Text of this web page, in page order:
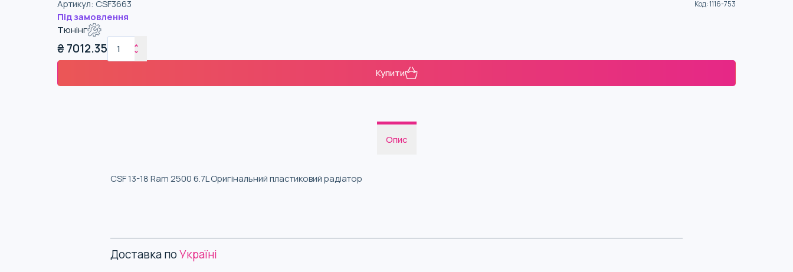
Артикул: CSF3663 Код:1116-753
Під замовлення
Тюнінг
₴ 7012.35
Купити
Опис
CSF 13-18 Ram 2500 6.7L Оригінальний пластиковий радіатор
Доставка поУкраїні